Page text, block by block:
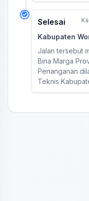
Selesai
Kabupaten
Jalan tersebut
Bina Marga
Penanganan
Teknis